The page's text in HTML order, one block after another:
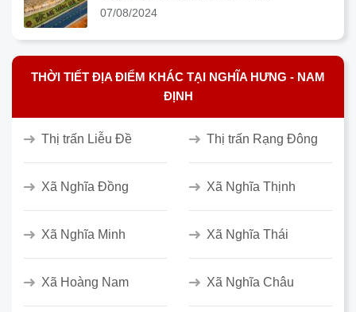
07/08/2024
THỜI TIẾT ĐỊA ĐIỂM KHÁC TẠI NGHĨA HƯNG - NAM
ĐỊNH
Thị trấn Liễu Đề Thị trấn Rạng Đông
Xã Nghĩa Đồng Xã Nghĩa Thịnh
Xã Nghĩa Minh Xã Nghĩa Thái
Xã Hoàng Nam Xã Nghĩa Châu